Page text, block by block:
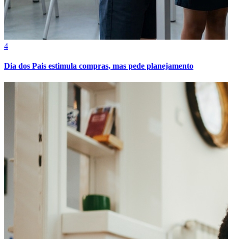
4
Dia dos Pais estimula compras, mas pede planejamento